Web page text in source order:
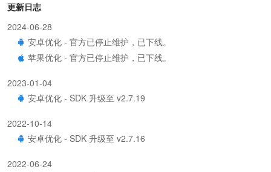
更新日志
2024-06-28
安卓优化 - 官方已停止维护，已下线。
苹果优化 - 官方已停止维护，已下线。
2023-01-04
安卓优化 - SDK 升级至 v2.7.19
2022-10-14
安卓优化 - SDK 升级至 v2.7.16
2022-06-24